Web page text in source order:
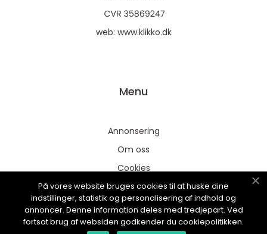
web: www.klikko.dk
Menu
Annonsering
Om oss
Cookies
Kontakta oss
Sitemap
På vores website bruges cookies til at huske dine
indstillinger, statistik og personalisering af indhold og
annoncer. Denne information deles med tredjepart. Ved
fortsat brug af websiden godkender du cookiepolitikken.